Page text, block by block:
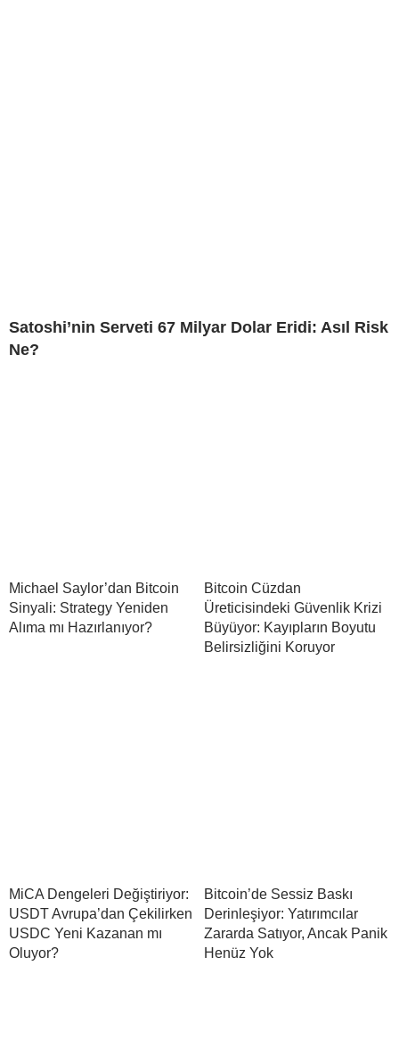
Satoshi’nin Serveti 67 Milyar Dolar Eridi: Asıl Risk
Ne?
Michael Saylor’dan Bitcoin
Sinyali: Strategy Yeniden
Alıma mı Hazırlanıyor?
Bitcoin Cüzdan
Üreticisindeki Güvenlik Krizi
Büyüyor: Kayıpların Boyutu
Belirsizliğini Koruyor
MiCA Dengeleri Değiştiriyor:
USDT Avrupa’dan Çekilirken
USDC Yeni Kazanan mı
Oluyor?
Bitcoin’de Sessiz Baskı
Derinleşiyor: Yatırımcılar
Zararda Satıyor, Ancak Panik
Henüz Yok